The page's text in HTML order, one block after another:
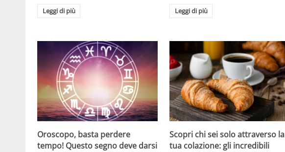
Leggi di più Leggi di più
Oroscopo, basta perdere
tempo! Questo segno deve darsi
Scopri chi sei solo attraverso la
tua colazione: gli incredibili